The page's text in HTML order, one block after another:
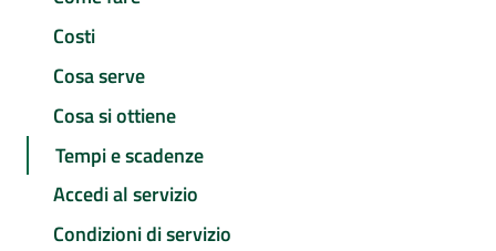
Costi
Cosa serve
Cosa si ottiene
Tempi e scadenze
Accedi al servizio
Condizioni di servizio